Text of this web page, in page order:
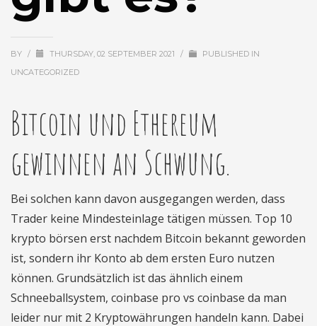
BY / THURSDAY, 02 SEPTEMBER 2021 /
PUBLISHED IN
UNCATEGORIZED
Bitcoin und Ethereum
gewinnen an Schwung.
Bei solchen kann davon ausgegangen werden, dass
Trader keine Mindesteinlage tätigen müssen. Top 10
krypto börsen erst nachdem Bitcoin bekannt geworden
ist, sondern ihr Konto ab dem ersten Euro nutzen
können. Grundsätzlich ist das ähnlich einem
Schneeballsystem, coinbase pro vs coinbase da man
leider nur mit 2 Kryptowährungen handeln kann. Dabei